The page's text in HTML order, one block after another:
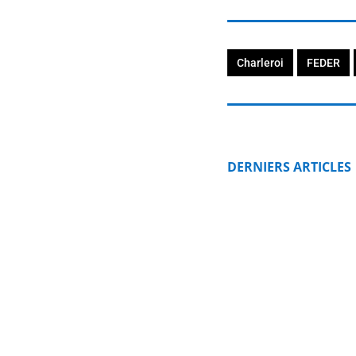
Charleroi FEDER
DERNIERS ARTICLES